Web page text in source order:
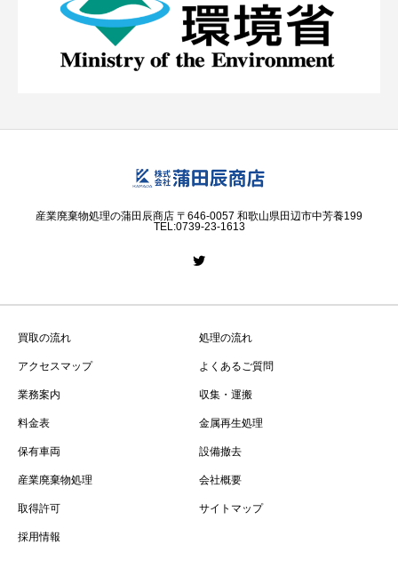
産業廃棄物処理の蒲田辰商店 〒646-0057 和歌山県田辺市中芳養199
TEL:0739-23-1613
買取の流れ 処理の流れ
アクセスマップ よくあるご質問
業務案内 収集・運搬
料金表 金属再生処理
保有車両 設備撤去
産業廃棄物処理 会社概要
取得許可 サイトマップ
採用情報